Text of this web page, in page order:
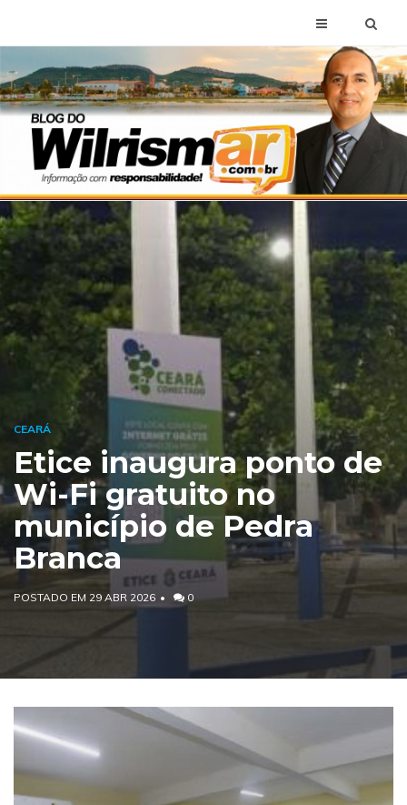
CEARÁ
Etice inaugura ponto de
Wi-Fi gratuito no
município de Pedra
Branca
POSTADO EM 29 ABR 2026 0